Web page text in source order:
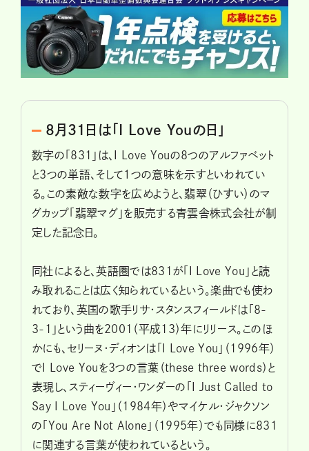
8月31日は「I Love Youの日」
数字の「831」は、I Love Youの8つのアルファベット
と3つの単語、そして１つの意味を示すといわれてい
る。この素敵な数字を広めようと、翡翠（ひすい）のマ
グカップ「翡翠マグ」を販売する青雲舎株式会社が制
定した記念日。
同社によると、英語圏では831が「I Love You」と読
み取れることは広く知られているという。楽曲でも使わ
れており、英国の歌手リサ・スタンスフィールドは「8-
3-1」という曲を2001（平成13）年にリリース。このほ
かにも、セリーヌ・ディオンは「I Love You」（1996年）
でI Love Youを3つの言葉（these three words）と
表現し、スティーヴィー・ワンダーの「I Just Called to
Say I Love You」（1984年）やマイケル・ジャクソン
の「You Are Not Alone」（1995年）でも同様に831
に関連する言葉が使われているという。